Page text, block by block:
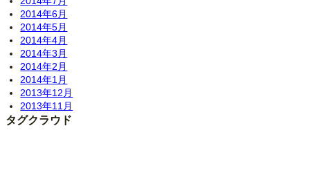
2014年6月
2014年5月
2014年4月
2014年3月
2014年2月
2014年1月
2013年12月
2013年11月
タグクラウド